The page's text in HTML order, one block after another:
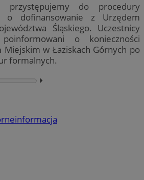
do procedury
o dofinansowanie z Urzędem
Śląskiego. Uczestnicy
o konieczności
w Łaziskach Górnych po
formalnych.
⏵︎
informacja